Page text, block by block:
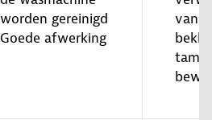
worden gereinigd
Goede afwerking
van